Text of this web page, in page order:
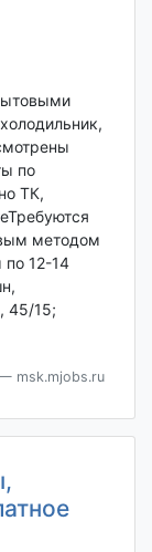
по
ТК,
методом
12-14
45/15;
msk.mjobs.ru